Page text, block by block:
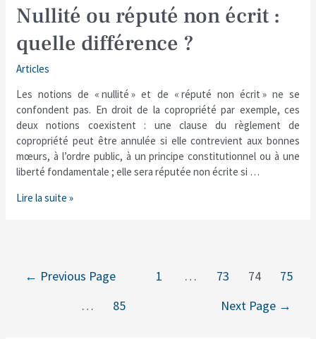
Nullité ou réputé non écrit :
quelle différence ?
Articles
Les notions de « nullité » et de « réputé non écrit » ne se
confondent pas. En droit de la copropriété par exemple, ces
deux notions coexistent : une clause du règlement de
copropriété peut être annulée si elle contrevient aux bonnes
mœurs, à l’ordre public, à un principe constitutionnel ou à une
liberté fondamentale ; elle sera réputée non écrite si …
Nullité
ou
réputé
non
écrit
quelle
différence
?
Lire la suite »
← Previous Page 1 … 73 74
75
…
85 Next Page →